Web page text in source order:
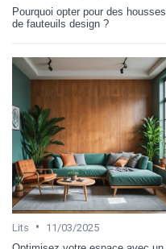
Pourquoi opter pour des housses
de fauteuils design ?
Lits •
11/03/2025